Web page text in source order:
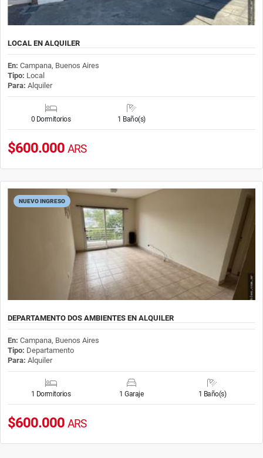
LOCAL EN ALQUILER
En: Campana, Buenos Aires
Tipo: Local
Para: Alquiler
0 Dormitorios 1 Baño(s)
$600.000 ARS
NUEVO INGRESO
DEPARTAMENTO DOS AMBIENTES EN ALQUILER
En: Campana, Buenos Aires
Tipo: Departamento
Para: Alquiler
1 Dormitorios 1 Garaje 1 Baño(s)
$600.000 ARS